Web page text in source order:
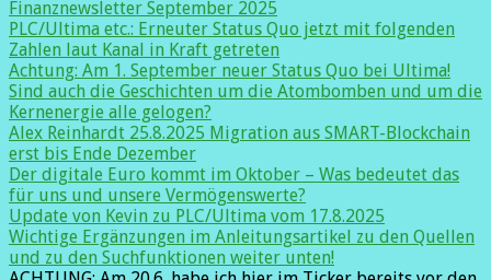
Finanznewsletter September 2025
PLC/Ultima etc.: Erneuter Status Quo jetzt mit folgenden
Zahlen laut Kanal in Kraft getreten
Achtung: Am 1. September neuer Status Quo bei Ultima!
Sind auch die Geschichten um die Atombomben und um die
Kernenergie alle gelogen?
Alex Reinhardt 25.8.2025 Migration aus SMART-Blockchain
erst bis Ende Dezember
Der digitale Euro kommt im Oktober – Was bedeutet das
für uns und unsere Vermögenswerte?
Update von Kevin zu PLC/Ultima vom 17.8.2025
Wichtige Ergänzungen im Anleitungsartikel zu den Quellen
und zu den Suchfunktionen weiter unten!